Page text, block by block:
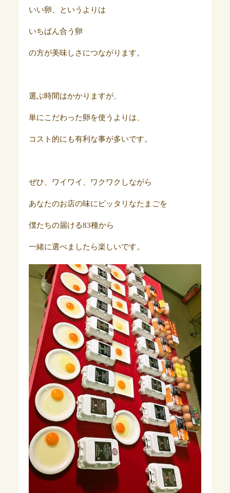
いい卵、というよりは
いちばん合う卵
の方が美味しさにつながります。
選ぶ時間はかかりますが、
単にこだわった卵を使うよりは、
コスト的にも有利な事が多いです。
ぜひ、ワイワイ、ワクワクしながら
あなたのお店の味にピッタリなたまごを
僕たちの届ける83種から
一緒に選べましたら楽しいです。